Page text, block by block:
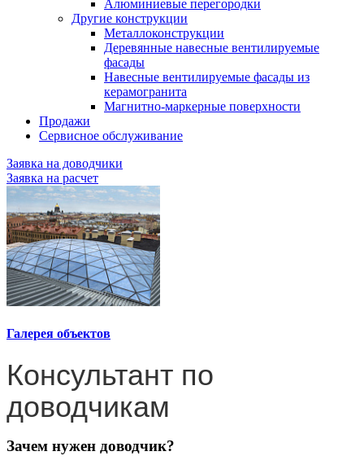
Алюминиевые перегородки
Другие конструкции
Металлоконструкции
Деревянные навесные вентилируемые
фасады
Навесные вентилируемые фасады из
керамогранита
Магнитно-маркерные поверхности
Продажи
Сервисное обслуживание
Заявка на доводчики
Заявка на расчет
Галерея объектов
Консультант по
доводчикам
Зачем нужен доводчик?